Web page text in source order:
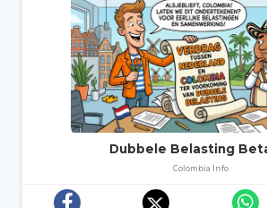
Dubbele Belasting
Colombia Info